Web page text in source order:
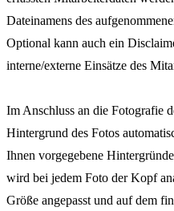
Dateinamens des
Optional kann auch ein
interne/externe Einsätze des
Im Anschluss an die Fotografie
Hintergrund des Fotos
Ihnen vorgegebene
wird bei jedem Foto der Kopf
Größe angepasst und auf dem